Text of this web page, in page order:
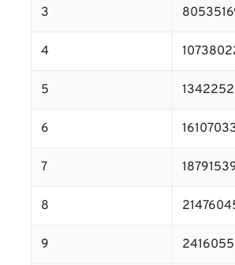
3
4
5
6
7
8
9